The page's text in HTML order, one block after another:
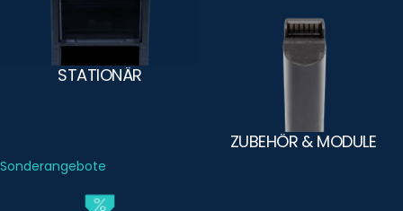
STATIONÄR
ZUBEHÖR & MODULE
Sonderangebote